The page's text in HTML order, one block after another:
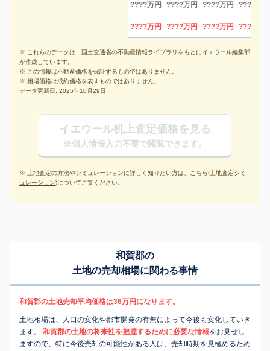
????万円 ????万円 ????万円 ????万円
????万円 ????万円 ????万円 ????万円
※ これらのデータは、国土交通省の不動産情報ライブラリをもとにイエウール編集部
が作成しています。
※ この情報は不動産価格を保証するものではありません。
※ 相場価格は成約価格を表すものではありません。
データ更新日: 2025年10月29日
イエウール机上査定価格を見る
※個人情報入力不要で閲覧できます。
※ 土地査定の方法やシミュレーションに詳しく知りたい方は、 こちら(土地査定シミ
ュレーション)についてご覧ください。
和賀郡の
土地の売却相場に関わる事情
和賀郡の土地売却平均価格は36万円になります。
土地相場は、人口の変化や都市開発の有無によって今後も変化していき
ます。
和賀郡の土地の将来性を把握するために必要な情報をお見せし
ますので、特に今後売却の可能性がある人は、売却時期を見極めるため